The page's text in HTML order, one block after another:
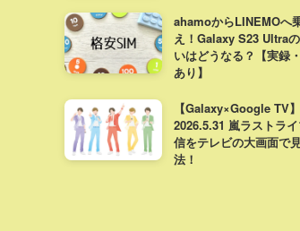
ahamoからLINEMOへ
え！Galaxy S23 Ultra
いはどうなる？【実録
あり】
【Galaxy×Google TV】
2026.5.31 嵐ラストラ
信をテレビの大画面で
法！